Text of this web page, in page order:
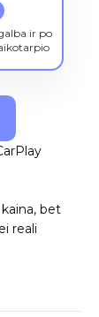
ir po
bet
reali